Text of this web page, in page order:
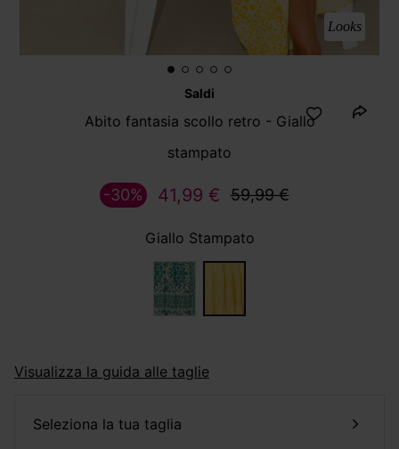
Looks
Saldi
Abito fantasia scollo retro - Giallo
stampato
41,99 € 59,99 €
-30%
Giallo Stampato
Visualizza la guida alle taglie
seleziona la tua taglia